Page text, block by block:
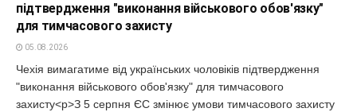
підтвердження "виконання військового обов'язку"
для тимчасового захисту
05.08.2026
Чехія вимагатиме від українських чоловіків підтвердження
"виконання військового обов'язку" для тимчасового
захисту<p>З 5 серпня ЄС змінює умови тимчасового захисту